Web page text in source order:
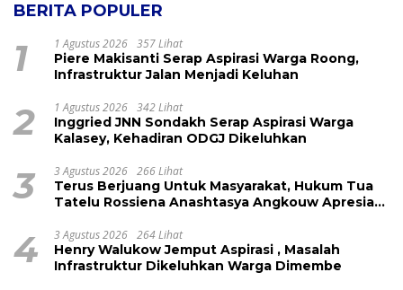
BERITA POPULER
1 1 Agustus 2026 357 Lihat
Piere Makisanti Serap Aspirasi Warga Roong,
Infrastruktur Jalan Menjadi Keluhan
2 1 Agustus 2026 342 Lihat
Inggried JNN Sondakh Serap Aspirasi Warga
Kalasey, Kehadiran ODGJ Dikeluhkan
3 3 Agustus 2026 266 Lihat
Terus Berjuang Untuk Masyarakat, Hukum Tua
Tatelu Rossiena Anashtasya Angkouw Apresiasi
4 3 Agustus 2026 264 Lihat
Henry Walukow Jemput Aspirasi , Masalah
Infrastruktur Dikeluhkan Warga Dimembe